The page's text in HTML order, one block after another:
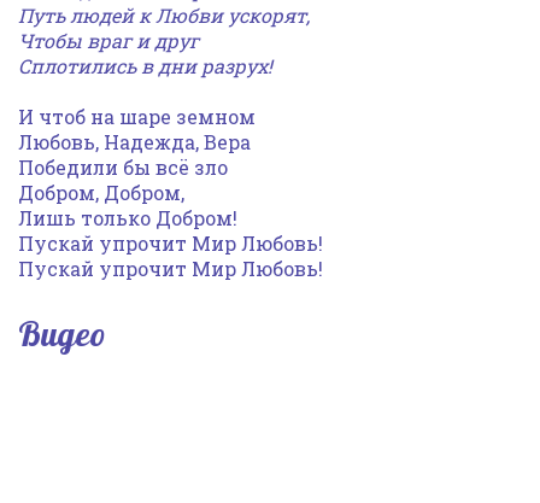
Путь людей к Любви ускорят,
Чтобы враг и друг
Сплотились в дни разрух!
И чтоб на шаре земном
Любовь, Надежда, Вера
Победили бы всё зло
Добром, Добром,
Лишь только Добром!
Пускай упрочит Мир Любовь!
Пускай упрочит Мир Любовь!
Видео